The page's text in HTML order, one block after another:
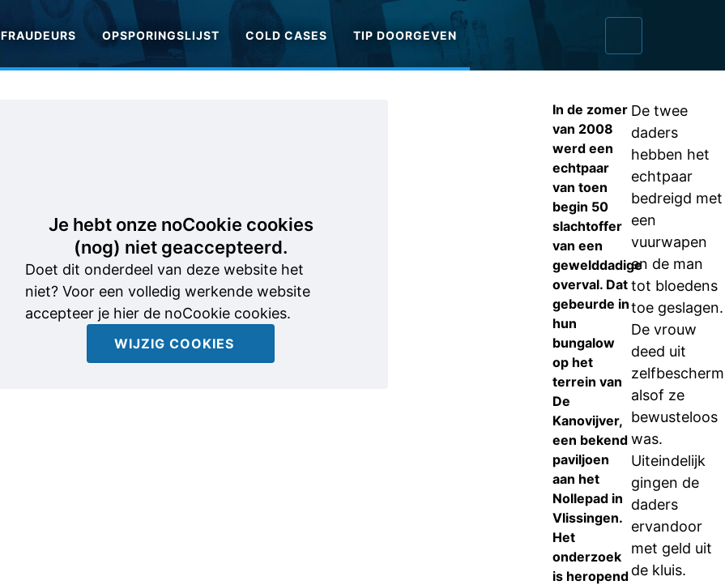
FRAUDEURS OPSPORINGSLIJST COLD CASES TIP DOORGEVEN
Je hebt onze noCookie cookies
(nog) niet geaccepteerd.
Doet dit onderdeel van deze website het
niet? Voor een volledig werkende website
accepteer je hier de noCookie cookies.
WIJZIG COOKIES
In de zomer
van 2008
werd een
echtpaar
van toen
begin 50
slachtoffer
van een
gewelddadige
overval. Dat
gebeurde in
hun
bungalow
op het
terrein van
De
Kanovijver,
een bekend
paviljoen
aan het
Nollepad in
Vlissingen.
Het
onderzoek
is heropend
De twee
daders
hebben het
echtpaar
bedreigd met
een
vuurwapen
en de man
tot bloedens
toe geslagen.
De vrouw
deed uit
alsof ze
bewusteloos
was.
Uiteindelijk
gingen de
daders
ervandoor
met geld uit
de kluis.